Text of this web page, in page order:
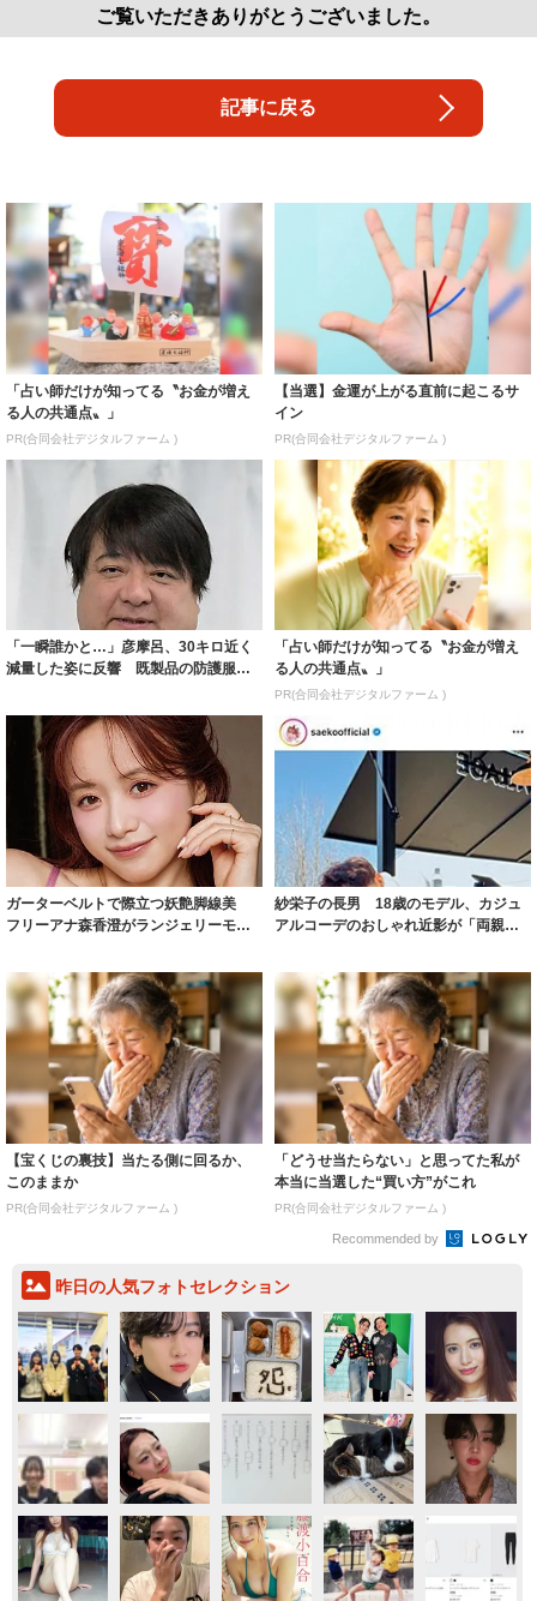
ご覧いただきありがとうございました。
記事に戻る
「占い師だけが知ってる〝お金が増え
る人の共通点〟」
PR(合同会社デジタルファーム )
【当選】金運が上がる直前に起こるサ
イン
PR(合同会社デジタルファーム )
「一瞬誰かと…」彦摩呂、30キロ近く
減量した姿に反響 既製品の防護服が
「占い師だけが知ってる〝お金が増え
る人の共通点〟」
PR(合同会社デジタルファーム )
ガーターベルトで際立つ妖艶脚線美
フリーアナ森香澄がランジェリーモデ
紗栄子の長男 18歳のモデル、カジュ
アルコーデのおしゃれ近影が「両親の
【宝くじの裏技】当たる側に回るか、
このままか
PR(合同会社デジタルファーム )
「どうせ当たらない」と思ってた私が
本当に当選した“買い方”がこれ
PR(合同会社デジタルファーム )
Recommended by
昨日の人気フォトセレクション